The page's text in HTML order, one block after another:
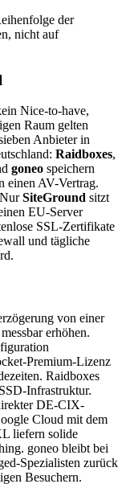
der
nicht auf
Nice-to-have,
Raum gelten
Anbieter in
Raidboxes,
goneo speichern
einen AV-Vertrag.
SiteGround sitzt
EU-Server
SSL-Zertifikate
und tägliche
von einer
erhöhen.
Premium-Lizenz
Raidboxes
Infrastruktur.
DE-CIX-
Cloud mit dem
liefern solide
goneo bleibt bei
Spezialisten zurück
Besuchern.